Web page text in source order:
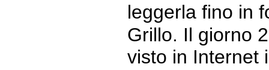
leggerla fino in
Grillo. Il giorno
visto in Internet